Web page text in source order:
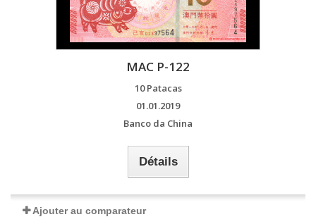
MAC P-122
10 Patacas
01.01.2019
Banco da China
Détails
Ajouter au comparateur